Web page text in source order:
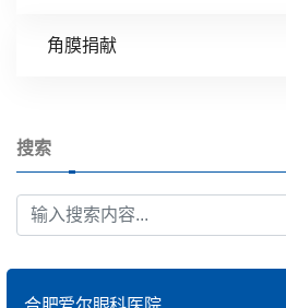
角膜捐献
搜索